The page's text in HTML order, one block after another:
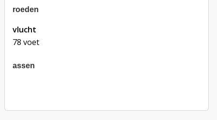
roeden
vlucht
78 voet
assen